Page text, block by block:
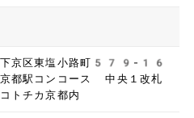
下京区東塩小路町579-16
都駅コンコース 中央１改札
トチカ京都内